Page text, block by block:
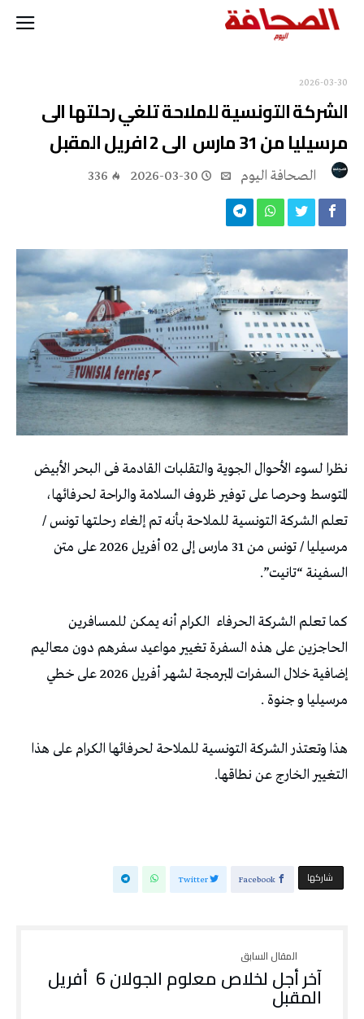
2026-03-30
الشركة التونسية للملاحة تلغي رحلتها الى
مرسيليا من 31 مارس الى 2 افريل المقبل
2026-03-30
336
نظرا لسوء الأحوال الجوية والتقلبات القادمة فى البحر الأبيض
المتوسط وحرصا على توفير ظروف السلامة والراحة لحرفائها،
تعلم الشركة التونسية للملاحة بأنه تم إلغاء رحلتها تونس /
مرسيليا / تونس من 31 مارس إلى 02 أفريل 2026 على متن
السفينة “تانيت”.
كما تعلم الشركة الحرفاء الكرام أنه يمكن للمسافرين
الحاجزين على هذه السفرة تغيير مواعيد سفرهم دون معاليم
إضافية خلال السفرات المبرمجة لشهر أفريل 2026 على خطي
مرسيليا و جنوة .
هذا وتعتذر الشركة التونسية للملاحة لحرفائها الكرام على هذا
التغيير الخارج عن نطاقها.
‫‫ شاركها‬ Facebook
Twitter
آخر أجل لخلاص معلوم الجولان 6 أفريل
المقبل